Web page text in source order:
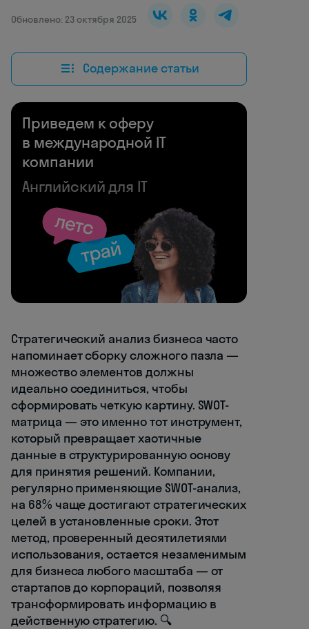
Обновлено: 23 октября 2025
Содержание статьи
Приведем к оферу
в международной IT
компании
Английский для IT
Стратегический анализ бизнеса часто
напоминает сборку сложного пазла —
множество элементов должны
идеально соединиться, чтобы
сформировать четкую картину. SWOT-
матрица — это именно тот инструмент,
который превращает хаотичные
данные в структурированную основу
для принятия решений. Компании,
регулярно применяющие SWOT-анализ,
на 68% чаще достигают стратегических
целей в установленные сроки. Этот
метод, проверенный десятилетиями
использования, остается незаменимым
для бизнеса любого масштаба — от
стартапов до корпораций, позволяя
трансформировать информацию в
действенную стратегию. 🔍